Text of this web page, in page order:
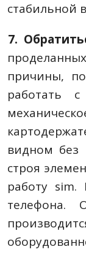
стабильной
7.
причины,
работать
видном без
строя
работу
телефона.